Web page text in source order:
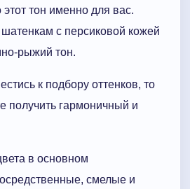
этот тон именно для вас.
с персиковой кожей
рыжий тон.
к подбору оттенков, то
получить гармоничный и
в основном
смелые и